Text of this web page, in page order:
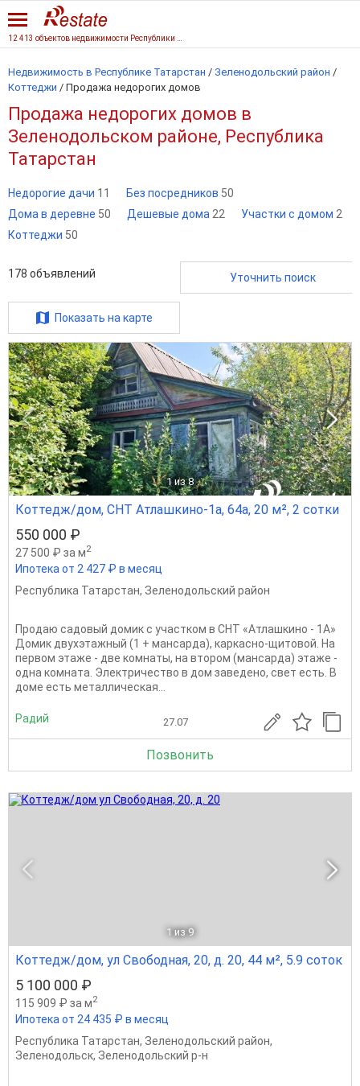
Недвижимость в Республике Татарстан / Зеленодольский район /
Коттеджи / Продажа недорогих домов
Продажа недорогих домов в
Зеленодольском районе, Республика
Татарстан
Недорогие дачи 11 Без посредников 50
Дома в деревне 50 Дешевые дома 22 Участки с домом 2
Коттеджи 50
178 объявлений Уточнить поиск
Показать на карте
1 из 8
Коттедж/дом, СНТ Атлашкино-1а, 64а, 20 м², 2 сотки
550 000 ₽
27 500 ₽ за м2
Ипотека от 2 427 ₽ в месяц
Республика Татарстан, Зеленодольский район
Продаю садовый домик с участком в СНТ «Атлашкино - 1А»
Домик двухэтажный (1 + мансарда), каркасно-щитовой. На
первом этаже - две комнаты, на втором (мансарда) этаже -
одна комната. Электричество в дом заведено, свет есть. В
доме есть металлическая...
Радий 27.07
Позвонить
1 из 9
Коттедж/дом, ул Свободная, 20, д. 20, 44 м², 5.9 соток
5 100 000 ₽
115 909 ₽ за м2
Ипотека от 24 435 ₽ в месяц
Республика Татарстан, Зеленодольский район,
Зеленодольск, Зеленодольский р-н